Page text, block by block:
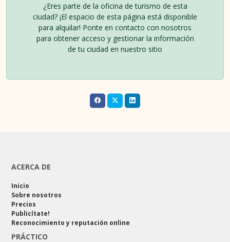
¿Eres parte de la oficina de turismo de esta
ciudad? ¡El espacio de esta página está disponible
para alquilar! Ponte en contacto con nosotros
para obtener acceso y gestionar la información
de tu ciudad en nuestro sitio
ACERCA DE
Inicio
Sobre nosotros
Precios
Publicítate!
Reconocimiento y reputación online
PRÁCTICO